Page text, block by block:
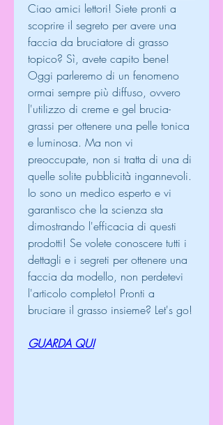
Ciao amici lettori! Siete pronti a
scoprire il segreto per avere una
faccia da bruciatore di grasso
topico? Sì, avete capito bene!
Oggi parleremo di un fenomeno
ormai sempre più diffuso, ovvero
l'utilizzo di creme e gel brucia-
grassi per ottenere una pelle tonica
e luminosa. Ma non vi
preoccupate, non si tratta di una di
quelle solite pubblicità ingannevoli.
Io sono un medico esperto e vi
garantisco che la scienza sta
dimostrando l'efficacia di questi
prodotti! Se volete conoscere tutti i
dettagli e i segreti per ottenere una
faccia da modello, non perdetevi
l'articolo completo! Pronti a
bruciare il grasso insieme? Let's go!
GUARDA QUI